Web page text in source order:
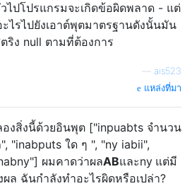
ไปโปรแกรมจะเกิดข้อผิดพลาด - แต่
ไรไปยังเอาต์พุตมาตรฐานดังนั้นมัน
ริง null ตามที่ต้องการ
ais523
แหล่งที่มา
งสิ่งนี้ด้วยอินพุต ["inpuabts จำนวน
"inabputs ใด ๆ ", "ny iabii",
ผมคาดว่าผลABและny แต่มี
ผล ฉันกำลังทำอะไรผิดหรือเปล่า?